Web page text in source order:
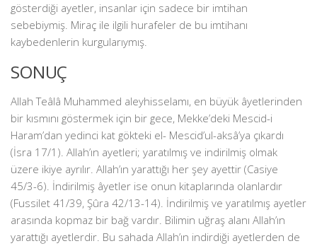
gösterdiği ayetler, insanlar için sadece bir imtihan
sebebiymiş. Miraç ile ilgili hurafeler de bu imtihanı
kaybedenlerin kurgularıymış.
SONUÇ
Allah Teâlâ Muhammed aleyhisselamı, en büyük âyetlerinden
bir kısmını göstermek için bir gece, Mekke’deki Mescid-i
Haram’dan yedinci kat gökteki el- Mescid’ul-aksâ’ya çıkardı
(İsra 17/1). Allah’ın ayetleri; yaratılmış ve indirilmiş olmak
üzere ikiye ayrılır. Allah’ın yarattığı her şey ayettir (Casiye
45/3-6). İndirilmiş âyetler ise onun kitaplarında olanlardır
(Fussilet 41/39, Şûra 42/13-14). İndirilmiş ve yaratılmış ayetler
arasında kopmaz bir bağ vardır. Bilimin uğraş alanı Allah’ın
yarattığı ayetlerdir. Bu sahada Allah’ın indirdiği ayetlerden de